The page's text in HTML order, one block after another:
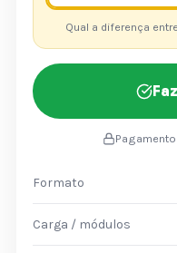
Qual a diferença
Formato
Carga / módulos